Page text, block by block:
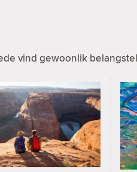
vind gewoonlik